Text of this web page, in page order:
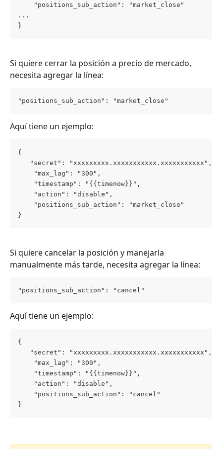
    "positions_sub_action": "market_close"
...
}
Si quiere cerrar la posición a precio de mercado,
necesita agregar la línea:
"positions_sub_action": "market_close"
Aquí tiene un ejemplo:
{
   "secret": "xxxxxxxxx.xxxxxxxxxxx.xxxxxxxxxxx",
    "max_lag": "300",
    "timestamp": "{{timenow}}",
    "action": "disable",
    "positions_sub_action": "market_close"
}
Si quiere cancelar la posición y manejarla
manualmente más tarde, necesita agregar la línea:
"positions_sub_action": "cancel"
Aquí tiene un ejemplo:
{
   "secret": "xxxxxxxxx.xxxxxxxxxxx.xxxxxxxxxxx",
    "max_lag": "300",
    "timestamp": "{{timenow}}",
    "action": "disable",
    "positions_sub_action": "cancel"
}